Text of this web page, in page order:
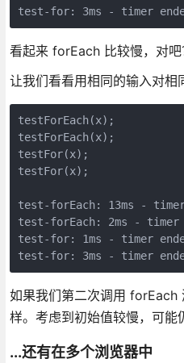
test-for: 3ms - timer
看起来 forEach 比较慢，对吧
让我们看看用相同的输入对相
testForEach(x);
testForEach(x);
testFor(x);
testFor(x);
test-forEach: 13ms - timer
test-forEach: 2ms - timer
test-for: 1ms - timer
test-for: 3ms - timer
如果我们第二次调用
样。考虑到初始值较慢，可能
...还有在多个浏览器中